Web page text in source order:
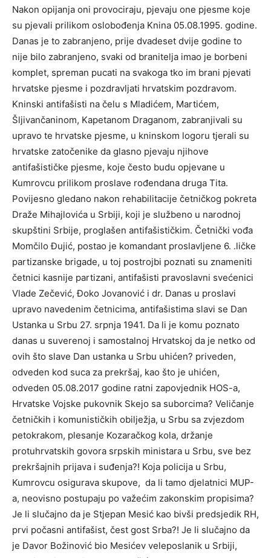
Nakon opijanja oni provociraju, pjevaju one pjesme koje
su pjevali prilikom oslobođenja Knina 05.08.1995. godine.
Danas je to zabranjeno, prije dvadeset dvije godine to
nije bilo zabranjeno, svaki od branitelja imao je borbeni
komplet, spreman pucati na svakoga tko im brani pjevati
hrvatske pjesme i pozdravljati hrvatskim pozdravom.
Kninski antifašisti na čelu s Mladićem, Martićem,
Šljivančaninom, Kapetanom Draganom, zabranjivali su
upravo te hrvatske pjesme, u kninskom logoru tjerali su
hrvatske zatočenike da glasno pjevaju njihove
antifašističke pjesme, koje često budu opjevane u
Kumrovcu prilikom proslave rođendana druga Tita.
Povijesno gledano nakon rehabilitacije četničkog pokreta
Draže Mihajlovića u Srbiji, koji je službeno u narodnoj
skupštini Srbije, proglašen antifašističkim. Četnički vođa
Momčilo Đujić, postao je komandant proslavljene 6. .ličke
partizanske brigade, u toj postrojbi poznati su znameniti
četnici kasnije partizani, antifašisti pravoslavni svećenici
Vlade Zečević, Đoko Jovanović i dr. Danas u proslavi
upravo navedenim četnicima, antifašistima slavi se Dan
Ustanka u Srbu 27. srpnja 1941. Da li je komu poznato
danas u suverenoj i samostalnoj Hrvatskoj da je netko od
ovih što slave Dan ustanka u Srbu uhićen? priveden,
odveden kod suca za prekršaj, kao što je uhićen,
odveden 05.08.2017 godine ratni zapovjednik HOS-a,
Hrvatske Vojske pukovnik Skejo sa suborcima? Veličanje
četničkih i komunističkih obilježja, u Srbu sa zvjezdom
petokrakom, plesanje Kozaračkog kola, držanje
protuhrvatskih govora srpskih ministara u Srbu, sve bez
prekršajnih prijava i suđenja?! Koja policija u Srbu,
Kumrovcu osigurava skupove, da li tamo djelatnici MUP-
a, neovisno postupaju po važećim zakonskim propisima?
Je li slučajno da je Stjepan Mesić kao bivši predsjedik RH,
prvi počasni antifašist, čest gost Srba?! Je li slučajno da
je Davor Božinović bio Mesićev veleposlanik u Srbiji,